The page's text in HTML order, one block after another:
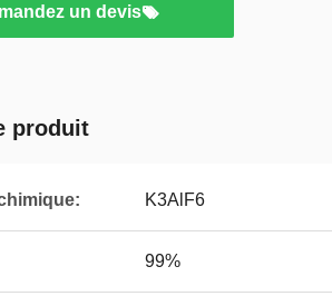
un devis
produit
K3AlF6
99%